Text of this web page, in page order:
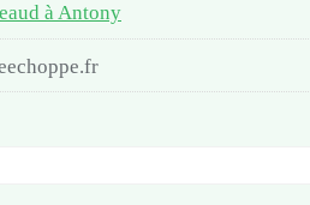
à Antony